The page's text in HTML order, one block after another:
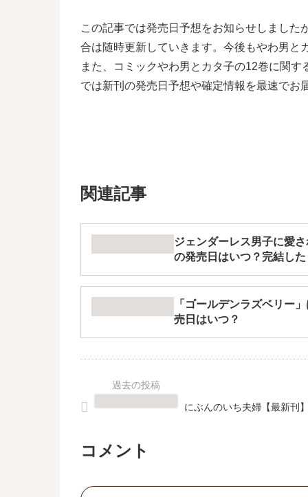
この記事では発売日予想をお知らせしまし
合は随時更新していきます。今後もやわ男と
また、コミックやわ男とカタ子の12巻に関
では新刊の発売日予想や確定情報を最速でお
関連記事
ジェンダーレス男子に愛
の発売日はいつ？完結した
「ゴールデンラズベリー
売日はいつ？
にぶんのいち夫婦【最新刊
コメント